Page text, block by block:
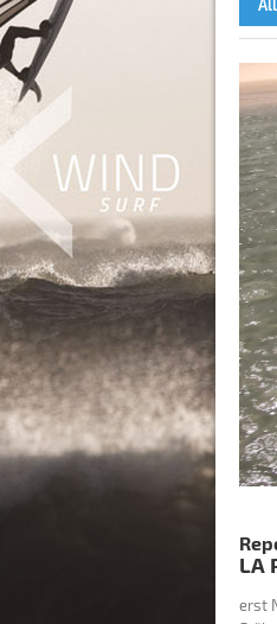
LA
LA
erst